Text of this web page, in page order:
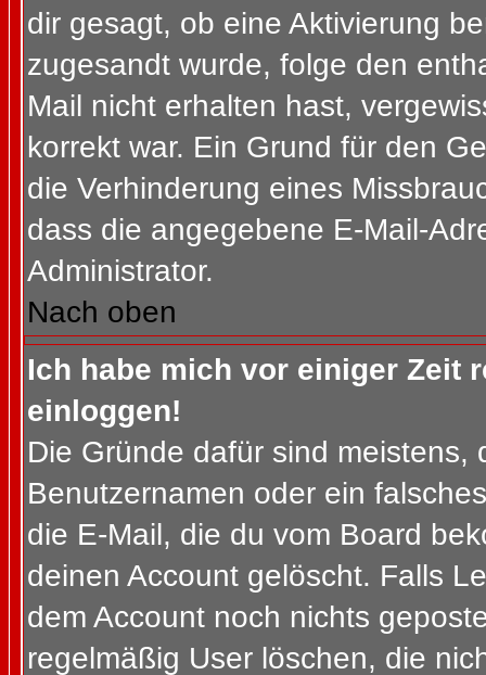
dir gesagt, ob eine Aktivierung
zugesandt wurde, folge den
Mail nicht erhalten hast,
korrekt war. Ein Grund für den
die Verhinderung eines
dass die angegebene E-Mail-
Administrator.
Nach oben
Ich habe mich vor einiger Zeit
einloggen!
Die Gründe dafür sind
Benutzernamen oder ein
die E-Mail, die du vom Board
deinen Account gelöscht. Falls
dem Account noch nichts
regelmäßig User löschen, die